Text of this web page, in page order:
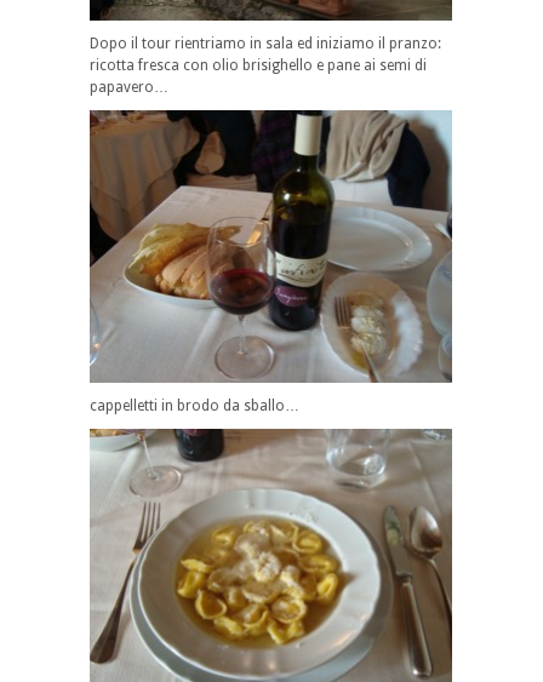
Dopo il tour rientriamo in sala ed iniziamo il pranzo:
ricotta fresca con olio brisighello e pane ai semi di
papavero…
cappelletti in brodo da sballo…